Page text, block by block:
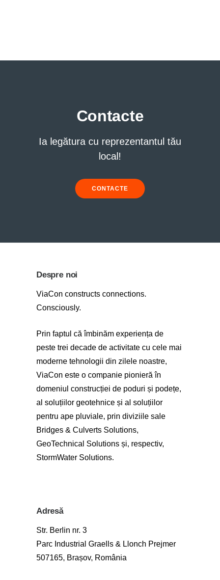
Contacte
Ia legătura cu reprezentantul tău
local!
CONTACTE
Despre noi
ViaCon constructs connections.
Consciously.
Prin faptul că îmbinăm experiența de
peste trei decade de activitate cu cele mai
moderne tehnologii din zilele noastre,
ViaCon este o companie pionieră în
domeniul construcției de poduri și podețe,
al soluțiilor geotehnice și al soluțiilor
pentru ape pluviale, prin diviziile sale
Bridges & Culverts Solutions,
GeoTechnical Solutions și, respectiv,
StormWater Solutions.
Adresă
Str. Berlin nr. 3
Parc Industrial Graells & Llonch Prejmer
507165, Brașov, România